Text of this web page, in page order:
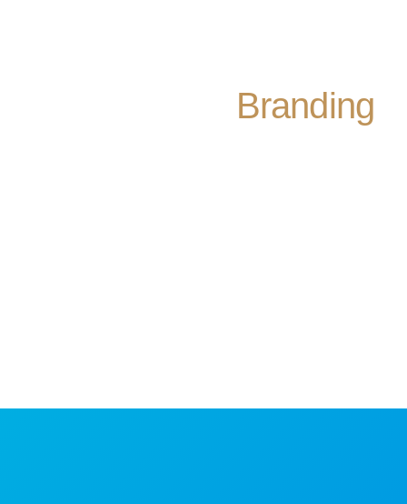
Branding